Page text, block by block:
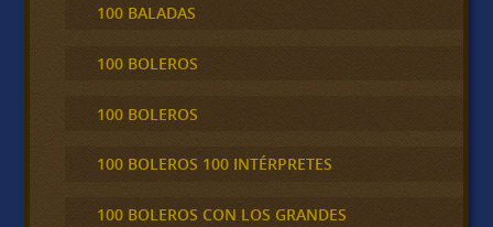
100 BALADAS
100 BOLEROS
100 BOLEROS
100 BOLEROS 100 INTÉRPRETES
100 BOLEROS CON LOS GRANDES